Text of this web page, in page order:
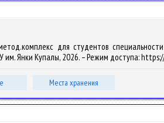
для студентов
им. Янки Купалы, 2026. – Режим доступа:
Места хранения